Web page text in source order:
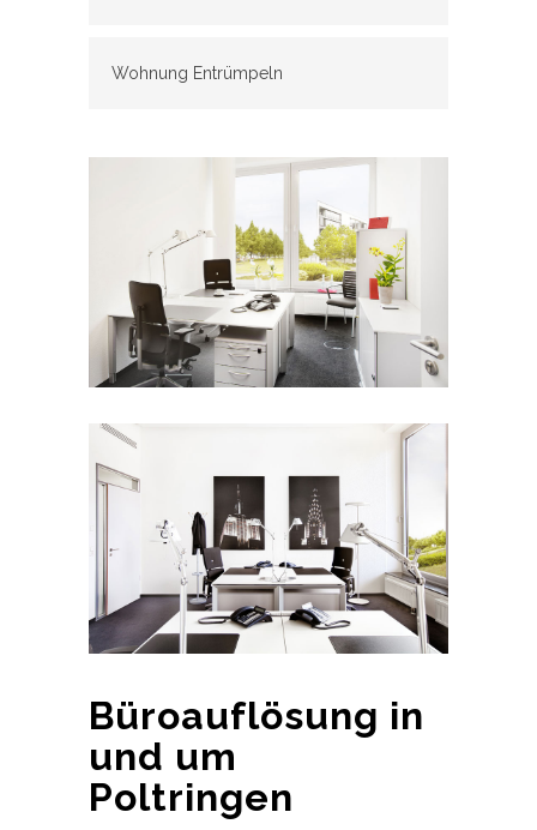
Wohnung Entrümpeln
Büroauflösung in
und um
Poltringen